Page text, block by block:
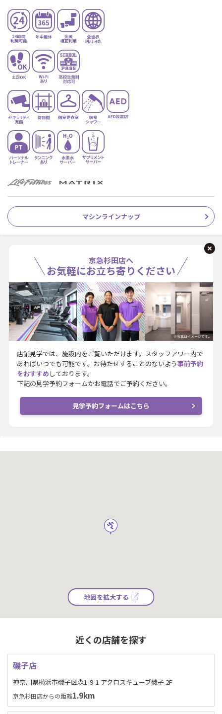
マシンラインナップ
京急杉田店へ
お気軽にお立ち寄りください
※写真はイメージです。
店舗見学では、施設内をご覧いただけます。スタッフアワー内で
あればいつでも可能です。お待たせすることのないよう事前予約
をおすすめ しております。
下記の見学予約フォームかお電話でご予約ください。
見学予約フォームはこちら
地図を拡大する
近くの店舗を探す
磯子店
神奈川県横浜市磯子区森1-9-1 アクロスキューブ磯子 2F
京急杉田店からの距離1.9km